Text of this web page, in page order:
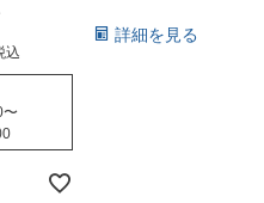
込
〜
詳細を見る